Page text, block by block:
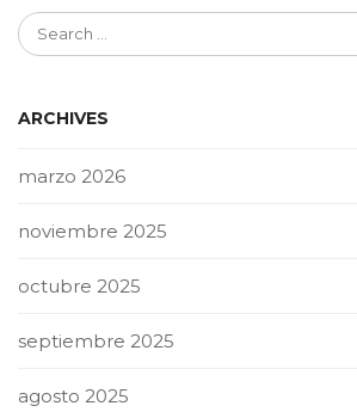
ARCHIVES
marzo 2026
noviembre 2025
octubre 2025
septiembre 2025
agosto 2025